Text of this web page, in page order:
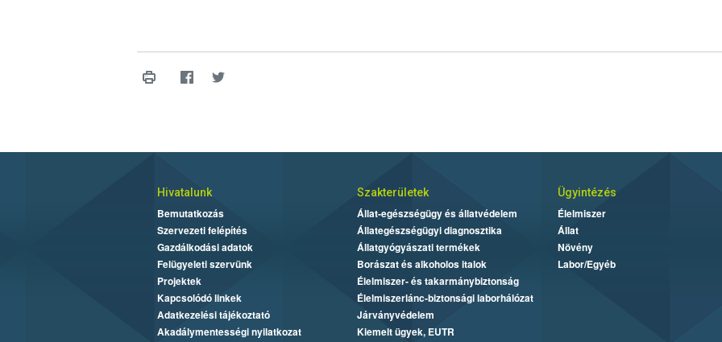
Hivatalunk
Bemutatkozás
Szervezeti felépítés
Gazdálkodási adatok
Felügyeleti szervünk
Projektek
Kapcsolódó linkek
Adatkezelési tájékoztató
Akadálymentességi nyilatkozat
Szakterületek
Állat-egészségügy és állatvédelem
Állategészségügyi diagnosztika
Állatgyógyászati termékek
Borászat és alkoholos italok
Élelmiszer- és takarmánybiztonság
Élelmiszerlánc-biztonsági laborhálózat
Járványvédelem
Kiemelt ügyek, EUTR
Ügyintézés
Élelmiszer
Állat
Növény
Labor/Egyéb